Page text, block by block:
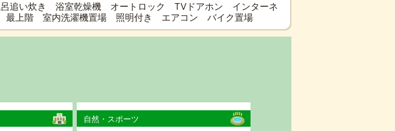
追い炊き 浴室乾燥機 オートロック TVドアホン インターネ
上階 室内洗濯機置場 照明付き エアコン バイク置場
自然・スポーツ